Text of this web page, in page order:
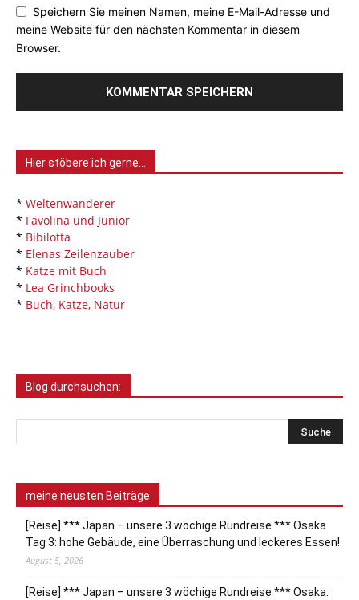
Speichern Sie meinen Namen, meine E-Mail-Adresse und
meine Website für den nächsten Kommentar in diesem
Browser.
Hier stöbere ich gerne…
* Weltenwanderer
* Favolina und Junior
* Bibilotta
* Elenas Zeilenzauber
* Katze mit Buch
* Lea Grinchbooks
* Buch, Katze, Natur
Blog durchsuchen:
meine neusten Beiträge
[Reise] *** Japan – unsere 3 wöchige Rundreise *** Osaka
Tag 3: hohe Gebäude, eine Überraschung und leckeres Essen!
August 5, 2026
[Reise] *** Japan – unsere 3 wöchige Rundreise *** Osaka: